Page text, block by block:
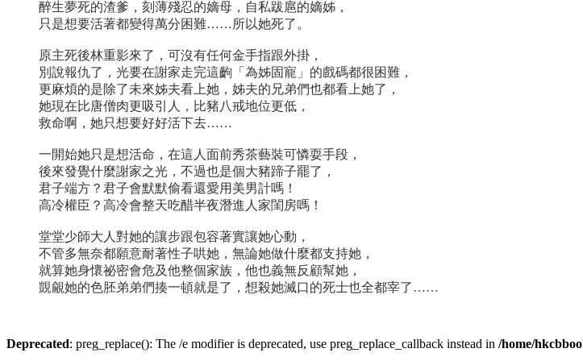
醉生夢死的渣爹，刻薄殘忍的嫡母，自私跋扈的嫡姊，
只是想要活著都變得萬分困難……所以她死了。
原主死後林重影來了，可沒有任何金手指跟外掛，
別說報仇了，光要在謝家走完這齣「為姊固寵」的戲碼都很困難，
更麻煩的是除了未來姊夫看上她，姊夫的兄弟們也都看上她了，
她現在比唐僧肉更吸引人，比豬八戒地位更低，
救命啊，她只想要好好活下去……
一開始她只是想活命，在這人面前秀茶藝裝可憐耍手段，
後來發覺什麼謝家之光，不過也是個大豬蹄子罷了，
君子端方？君子會默默偷看還愛用美男計嗎！
高冷權臣？高冷會整天吃醋半夜潛進人家閨房嗎！
堂堂少師大人對她的讓步跟包容著實讓她心動，
不管多無奈都願意耐著性子哄她，無論她做什麼都支持她，
就算她身懷祕密會危及他整個家族，他也義無反顧幫她，
覬覦她的色胚弟弟們揍一頓就是了，想殺她滅口的死士也全都宰了……
Deprecated: preg_replace(): The /e modifier is deprecated, use preg_replace_callback instead in /home/